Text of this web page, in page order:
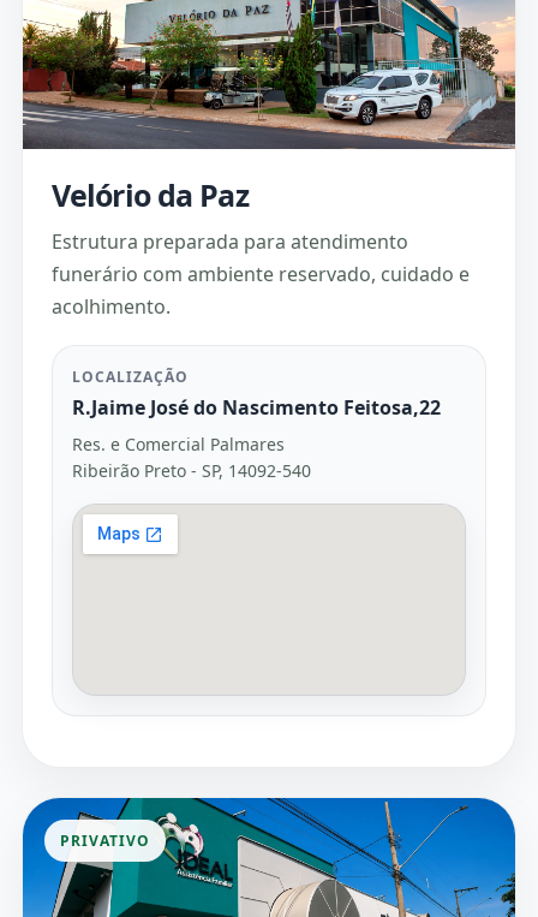
Velório da Paz
Estrutura preparada para atendimento
funerário com ambiente reservado, cuidado e
acolhimento.
LOCALIZAÇÃO
R.Jaime José do Nascimento Feitosa,22
Res. e Comercial Palmares
Ribeirão Preto - SP, 14092-540
PRIVATIVO